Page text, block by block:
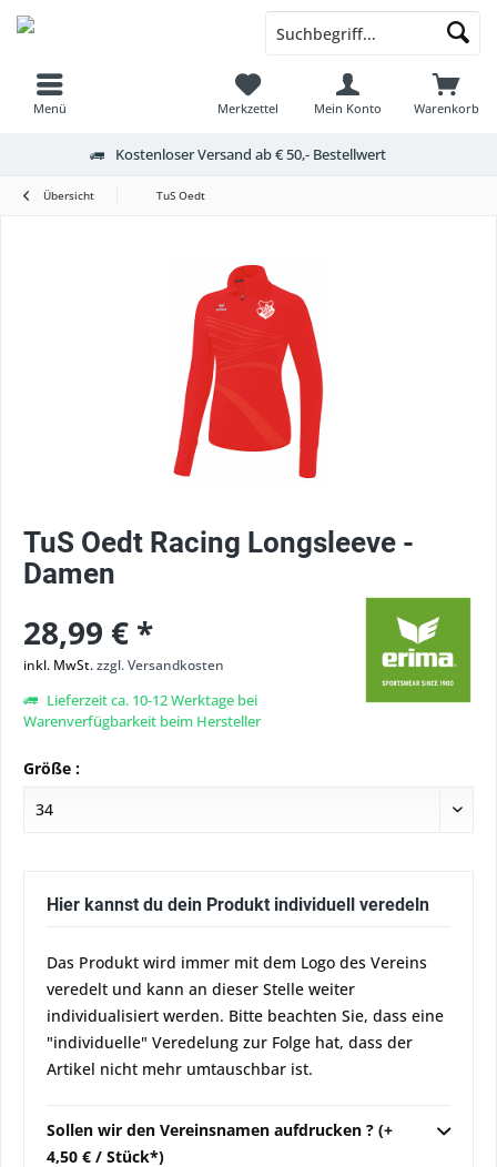
Menü Warenkorb
Merkzettel Mein Konto
Kostenloser Versand ab € 50,- Bestellwert
Übersicht TuS Oedt
TuS Oedt Racing Longsleeve -
Damen
28,99 € *
inkl. MwSt.zzgl. Versandkosten
Lieferzeit ca. 10-12 Werktage bei
Warenverfügbarkeit beim Hersteller
Größe :
Hier kannst du dein Produkt individuell veredeln
Das Produkt wird immer mit dem Logo des Vereins
veredelt und kann an dieser Stelle weiter
individualisiert werden. Bitte beachten Sie, dass eine
"individuelle" Veredelung zur Folge hat, dass der
Artikel nicht mehr umtauschbar ist.
Sollen wir den Vereinsnamen aufdrucken ? (+
4,50 € / Stück*)